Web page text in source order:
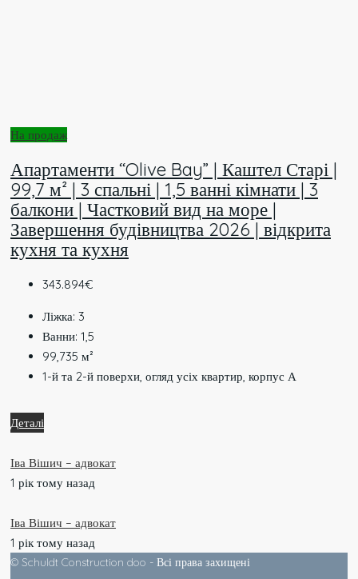
На продаж
Апартаменти “Olive Bay” | Каштел Старі |
99,7 м² | 3 спальні | 1,5 ванні кімнати | 3
балкони | Частковий вид на море |
Завершення будівництва 2026 | відкрита
кухня та кухня
343.894€
Ліжка: 3
Ванни: 1,5
99,735 м²
1-й та 2-й поверхи, огляд усіх квартир, корпус А
Деталі
Іва Вішич – адвокат
1 рік тому назад
Іва Вішич – адвокат
1 рік тому назад
© Schuldt Construction doo - Всі права захищені